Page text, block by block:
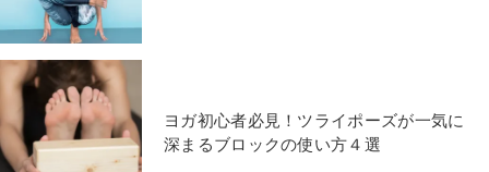
ヨガ初心者必見！ツライポーズが一気に
深まるブロックの使い方４選